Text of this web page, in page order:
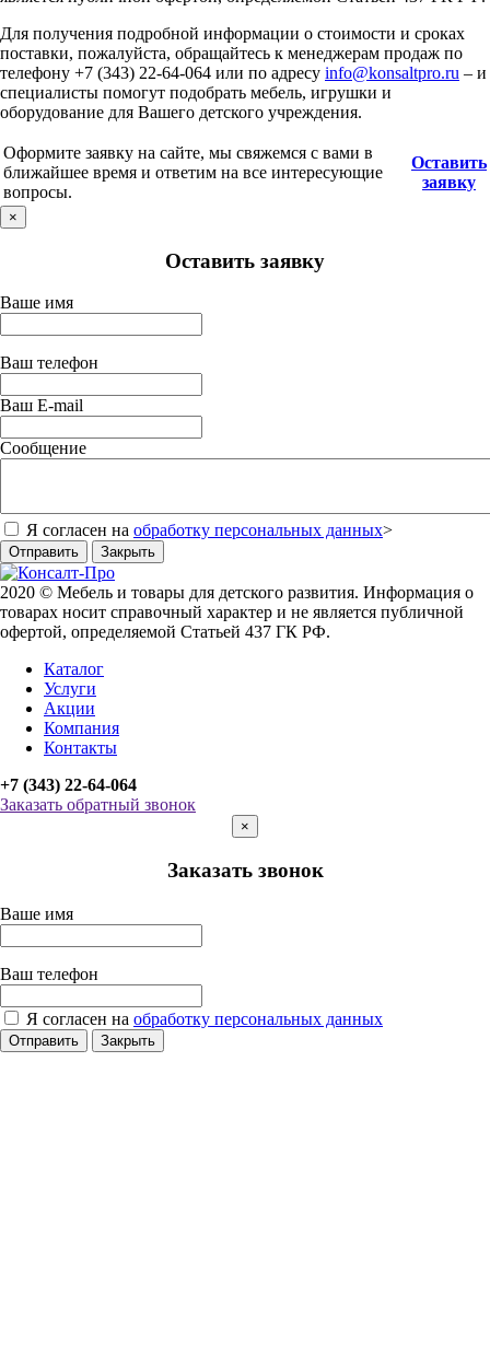
Для получения подробной информации о стоимости и сроках
поставки, пожалуйста, обращайтесь к менеджерам продаж по
телефону +7 (343) 22-64-064 или по адресу info@konsaltpro.ru – и
специалисты помогут подобрать мебель, игрушки и
оборудование для Вашего детского учреждения.
Оформите заявку на сайте, мы свяжемся с вами в
ближайшее время и ответим на все интересующие
вопросы.
Оставить
заявку
×
Оставить заявку
Ваше имя
Ваш телефон
Ваш E-mail
Сообщение
Я согласен на обработку персональных данных>
Отправить Закрыть
2020 © Мебель и товары для детского развития. Информация о
товарах носит справочный характер и не является публичной
офертой, определяемой Статьей 437 ГК РФ.
Каталог
Услуги
Акции
Компания
Контакты
+7 (343) 22-64-064
Заказать обратный звонок
×
Заказать звонок
Ваше имя
Ваш телефон
Я согласен на обработку персональных данных
Отправить Закрыть